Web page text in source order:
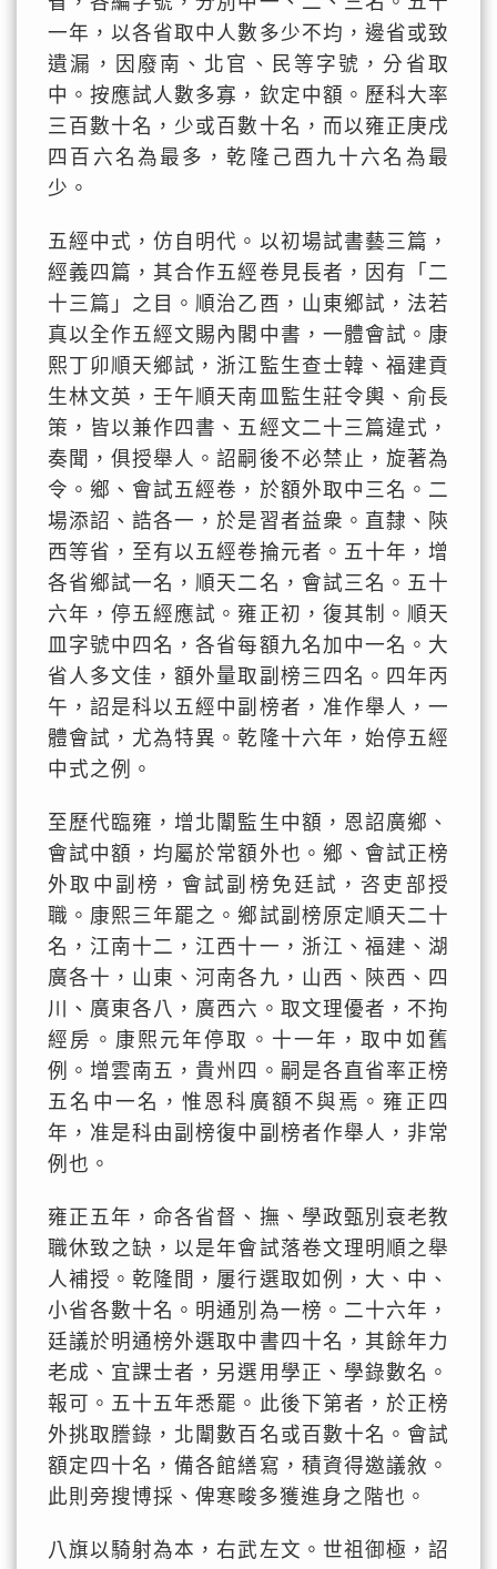
一年，以各省取中人數多少不均，邊省或致
遺漏，因廢南、北官、民等字號，分省取
中。按應試人數多寡，欽定中額。歷科大率
三百數十名，少或百數十名，而以雍正庚戌
四百六名為最多，乾隆己酉九十六名為最
少。
五經中式，仿自明代。以初場試書藝三篇，
經義四篇，其合作五經卷見長者，因有「二
十三篇」之目。順治乙酉，山東鄉試，法若
真以全作五經文賜內閣中書，一體會試。康
熙丁卯順天鄉試，浙江監生查士韓、福建貢
生林文英，壬午順天南皿監生莊令輿、俞長
策，皆以兼作四書、五經文二十三篇違式，
奏聞，俱授舉人。詔嗣後不必禁止，旋著為
令。鄉、會試五經卷，於額外取中三名。二
場添詔、誥各一，於是習者益衆。直隸、陝
西等省，至有以五經卷掄元者。五十年，增
各省鄉試一名，順天二名，會試三名。五十
六年，停五經應試。雍正初，復其制。順天
皿字號中四名，各省每額九名加中一名。大
省人多文佳，額外量取副榜三四名。四年丙
午，詔是科以五經中副榜者，准作舉人，一
體會試，尤為特異。乾隆十六年，始停五經
中式之例。
至歷代臨雍，增北闈監生中額，恩詔廣鄉、
會試中額，均屬於常額外也。鄉、會試正榜
外取中副榜，會試副榜免廷試，咨吏部授
職。康熙三年罷之。鄉試副榜原定順天二十
名，江南十二，江西十一，浙江、福建、湖
廣各十，山東、河南各九，山西、陝西、四
川、廣東各八，廣西六。取文理優者，不拘
經房。康熙元年停取。十一年，取中如舊
例。增雲南五，貴州四。嗣是各直省率正榜
五名中一名，惟恩科廣額不與焉。雍正四
年，准是科由副榜復中副榜者作舉人，非常
例也。
雍正五年，命各省督、撫、學政甄別衰老教
職休致之缺，以是年會試落卷文理明順之舉
人補授。乾隆間，屢行選取如例，大、中、
小省各數十名。明通別為一榜。二十六年，
廷議於明通榜外選取中書四十名，其餘年力
老成、宜課士者，另選用學正、學錄數名。
報可。五十五年悉罷。此後下第者，於正榜
外挑取謄錄，北闈數百名或百數十名。會試
額定四十名，備各館繕寫，積資得邀議敘。
此則旁搜博採、俾寒畯多獲進身之階也。
八旗以騎射為本，右武左文。世祖御極，詔